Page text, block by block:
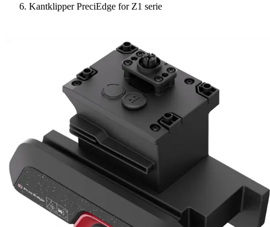
Kantklipper PreciEdge for Z1 serie